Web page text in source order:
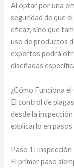
Al optar por una
seguridad de que
eficaz, sino que
uso de productos
expertos podrá
diseñadas
¿Cómo Funciona
El control de
desde la
explicarlo en pasos
Paso 1:
El primer paso